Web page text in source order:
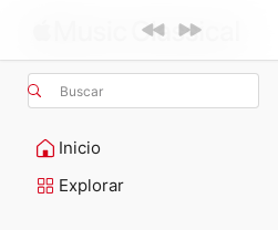
Buscar
Inicio
Explorar